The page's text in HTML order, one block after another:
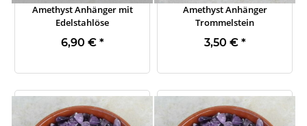
Amethyst Anhänger mit
Edelstahlöse
6,90 € *
Amethyst Anhänger
Trommelstein
3,50 € *